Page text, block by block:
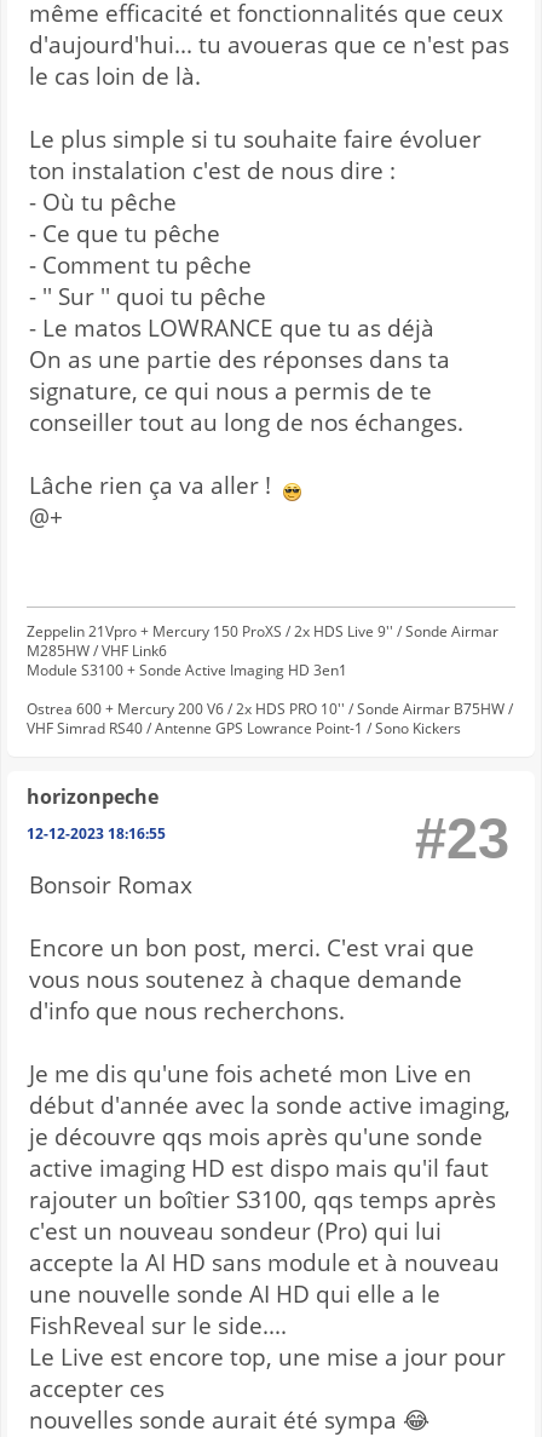
même efficacité et fonctionnalités que ceux
d'aujourd'hui... tu avoueras que ce n'est pas
le cas loin de là.
Le plus simple si tu souhaite faire évoluer
ton instalation c'est de nous dire :
- Où tu pêche
- Ce que tu pêche
- Comment tu pêche
- '' Sur '' quoi tu pêche
- Le matos LOWRANCE que tu as déjà
On as une partie des réponses dans ta
signature, ce qui nous a permis de te
conseiller tout au long de nos échanges.
Lâche rien ça va aller !
@+
Zeppelin 21Vpro + Mercury 150 ProXS / 2x HDS Live 9'' / Sonde Airmar
M285HW / VHF Link6
Module S3100 + Sonde Active Imaging HD 3en1
Ostrea 600 + Mercury 200 V6 / 2x HDS PRO 10'' / Sonde Airmar B75HW /
VHF Simrad RS40 / Antenne GPS Lowrance Point-1 / Sono Kickers
horizonpeche
12-12-2023 18:16:55 #23
Bonsoir Romax
Encore un bon post, merci. C'est vrai que
vous nous soutenez à chaque demande
d'info que nous recherchons.
Je me dis qu'une fois acheté mon Live en
début d'année avec la sonde active imaging,
je découvre qqs mois après qu'une sonde
active imaging HD est dispo mais qu'il faut
rajouter un boîtier S3100, qqs temps après
c'est un nouveau sondeur (Pro) qui lui
accepte la AI HD sans module et à nouveau
une nouvelle sonde AI HD qui elle a le
FishReveal sur le side....
Le Live est encore top, une mise a jour pour
accepter ces
nouvelles sonde aurait été sympa 😂